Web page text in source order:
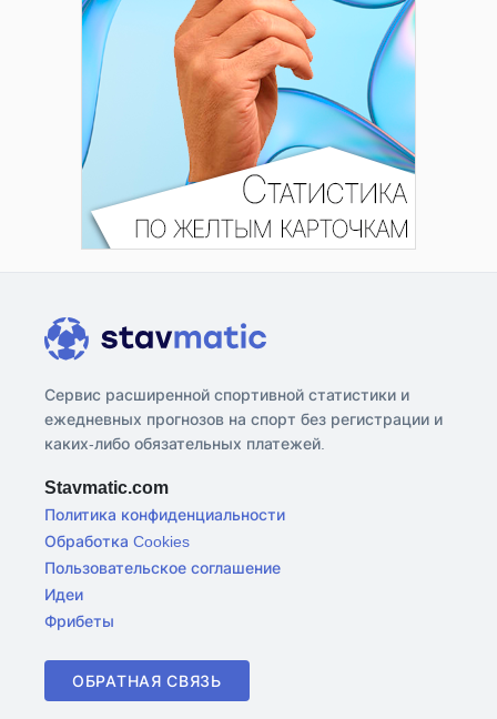
Сервис расширенной спортивной статистики и
ежедневных прогнозов на спорт без регистрации и
каких-либо обязательных платежей.
Stavmatic.com
Политика конфиденциальности
Обработка Cookies
Пользовательское соглашение
Идеи
Фрибеты
ОБРАТНАЯ СВЯЗЬ